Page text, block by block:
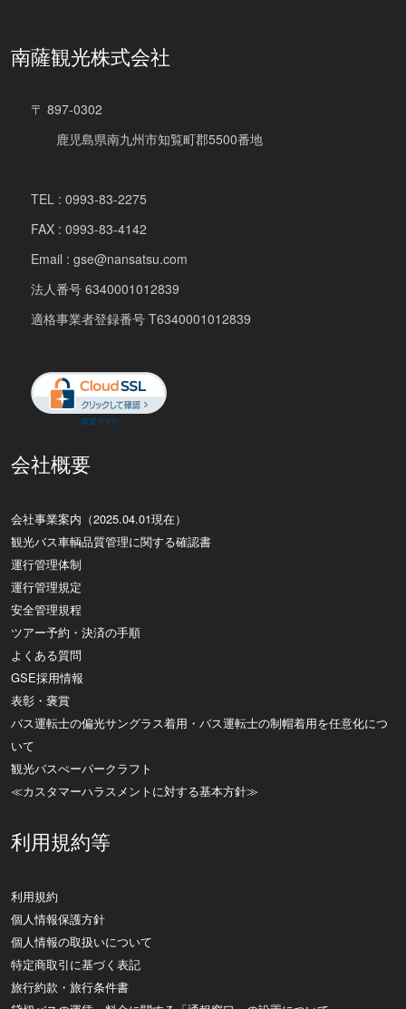
南薩観光株式会社
〒 897-0302
鹿児島県南九州市知覧町郡5500番地
TEL : 0993-83-2275
FAX : 0993-83-4142
Email : gse@nansatsu.com
法人番号 6340001012839
適格事業者登録番号 T6340001012839
会社概要
会社事業案内（2025.04.01現在）
観光バス車輌品質管理に関する確認書
運行管理体制
運行管理規定
安全管理規程
ツアー予約・決済の手順
よくある質問
GSE採用情報
表彰・褒賞
バス運転士の偏光サングラス着用・バス運転士の制帽着用を任意化につ
いて
観光バスぺーパークラフト
≪カスタマーハラスメントに対する基本方針≫
利用規約等
利用規約
個人情報保護方針
個人情報の取扱いについて
特定商取引に基づく表記
旅行約款・旅行条件書